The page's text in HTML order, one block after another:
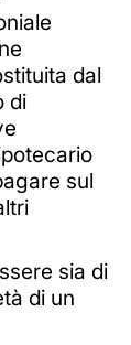
dal
di
sul
sia di
di un